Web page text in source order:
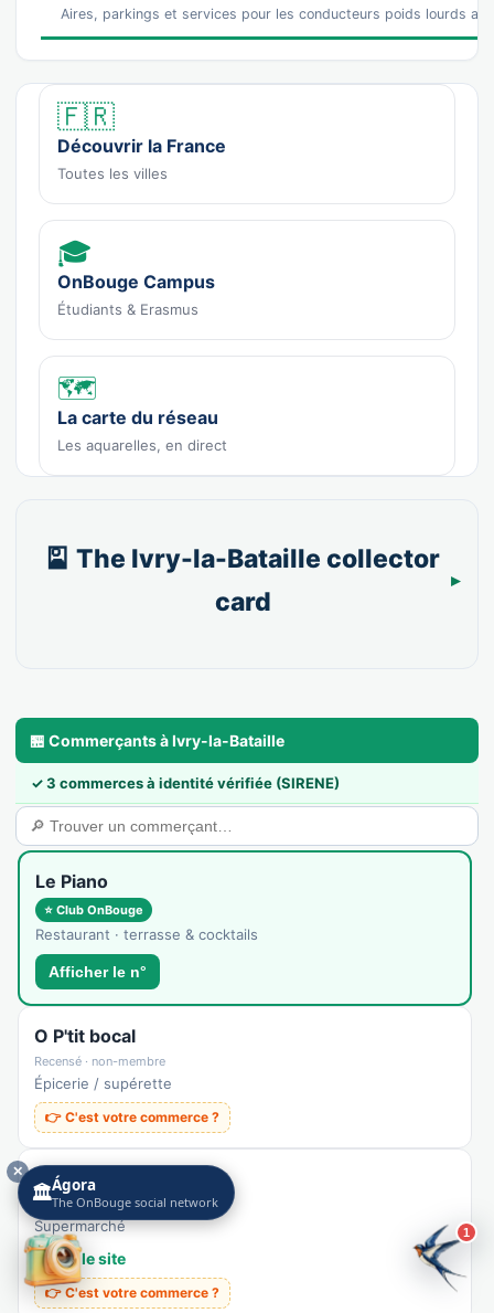
1
Aires, parkings et services pour les conducteurs poids lourds
🇫🇷
Découvrir la France
Toutes les villes
🎓
OnBouge Campus
Étudiants & Erasmus
🗺️
La carte du réseau
Les aquarelles, en direct
🎴 The Ivry-la-Bataille collector
card
🏪 Commerçants à Ivry-la-Bataille
✓ 3 commerces à identité vérifiée (SIRENE)
Le Piano
⭐ Club OnBouge
Restaurant · terrasse & cocktails
Afficher le n°
O P'tit bocal
Recensé · non-membre
Épicerie / supérette
👉 C'est votre commerce ?
Aldi
Recensé · non-membre
Supermarché
🌐 Voir le site
👉 C'est votre commerce ?
🏛️Ágora
The OnBouge social network
✕